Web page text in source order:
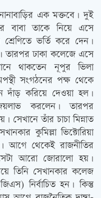
এক মক্তবে। দুই
বাবা তাকে নিয়ে এসে
ভর্তি করে দেন।
তারপর ঢাকা কলেজে এসে
থাকতেন নূপুর ভিলা
সংগঠনের পক্ষ থেকে
দাঁড় করিয়ে দেওয়া হল।
করলেন। তারপর
সেখানে তাঁর চাচা মিন্নাত
কুমিল্লা ভিক্টোরিয়া
আগে থেকেই রাজনীতির
আরো জোরালো হয়।
তিনি সেখানকার কলেজ
নির্বাচিত হন। কিন্তু